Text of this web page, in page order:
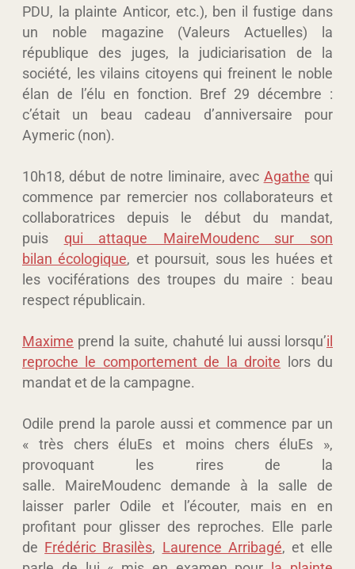
PDU, la plainte Anticor, etc.), ben il fustige dans
un noble magazine (Valeurs Actuelles) la
république des juges, la judiciarisation de la
société, les vilains citoyens qui freinent le noble
élan de l’élu en fonction. Bref 29 décembre :
c’était un beau cadeau d’anniversaire pour
Aymeric (non).
10h18, début de notre liminaire, avec Agathe qui
commence par remercier nos collaborateurs et
collaboratrices depuis le début du mandat,
puis qui attaque MaireMoudenc sur son
bilan écologique, et poursuit, sous les huées et
les vociférations des troupes du maire : beau
respect républicain.
Maxime prend la suite, chahuté lui aussi lorsqu’il
reproche le comportement de la droite lors du
mandat et de la campagne.
Odile prend la parole aussi et commence par un
« très chers éluEs et moins chers éluEs »,
provoquant les rires de la
salle. MaireMoudenc demande à la salle de
laisser parler Odile et l’écouter, mais en en
profitant pour glisser des reproches. Elle parle
de Frédéric Brasilès, Laurence Arribagé, et elle